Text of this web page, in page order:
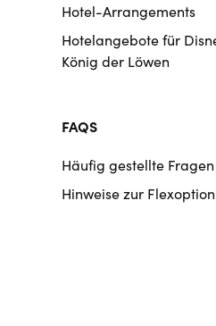
Hotel-Arrangements
Hotelangebote für
König der Löwen
FAQS
Häufig gestellte Fragen
Hinweise zur Flexoption